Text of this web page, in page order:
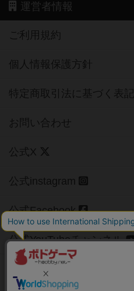
運営者情報
ご利用規約
個人情報保護方針
特定商取引法に基づく表記
お問い合わせ
公式X
公式instagram
公式Facebook
公式YouTubeチャンネル